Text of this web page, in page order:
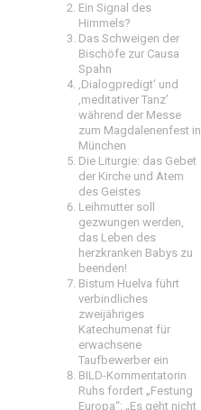
Ein Signal des
Himmels?
Das Schweigen der
Bischöfe zur Causa
Spahn
‚Dialogpredigt‘ und
‚meditativer Tanz’
während der Messe
zum Magdalenenfest in
München
Die Liturgie: das Gebet
der Kirche und Atem
des Geistes
Leihmutter soll
gezwungen werden,
das Leben des
herzkranken Babys zu
beenden!
Bistum Huelva führt
verbindliches
zweijähriges
Katechumenat für
erwachsene
Taufbewerber ein
BILD-Kommentatorin
Ruhs fordert „Festung
Europa“: „Es geht nicht